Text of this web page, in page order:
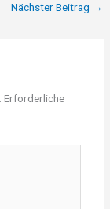
Nächster Beitrag →
Erforderliche